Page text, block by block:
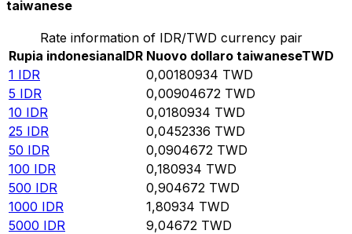
taiwanese
Rate information of IDR/TWD currency pair
Rupia indonesianaIDR Nuovo dollaro taiwaneseTWD
1 IDR 0,00180934 TWD
5 IDR 0,00904672 TWD
10 IDR 0,0180934 TWD
25 IDR 0,0452336 TWD
50 IDR 0,0904672 TWD
100 IDR 0,180934 TWD
500 IDR 0,904672 TWD
1000 IDR 1,80934 TWD
5000 IDR 9,04672 TWD